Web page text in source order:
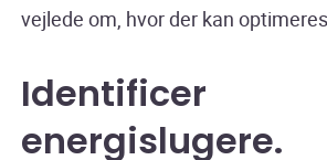
vejlede om, hvor der kan
Identificer
energislugere.